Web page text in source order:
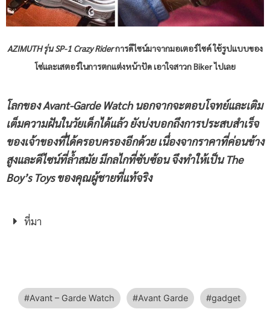
AZIMUTH รุ่น SP-1 Crazy Riderการดีไซน์มาจากมอเตอร์ไซค์ ใช้รูปแบบของ
โซ่และเสตอร์ในการตกแต่งหน้าปัด เอาใจสาวก Biker ไปเลย
โลกของ Avant-Garde Watch นอกจากจะตอบโจทย์และเติม
เต็มความฝันในวัยเด็กได้แล้ว ยังบ่งบอกถึงการประสบสำเร็จ
ของเจ้าของที่ได้ครอบครองอีกด้วย เนื่องจากราคาที่ค่อนข้าง
สูงและดีไซน์ที่ล้ำสมัย มีกลไกที่ซับซ้อน จึงทำให้เป็น The
Boy’s Toys ของคุณผู้ชายที่แท้จริง
ที่มา
Avant – Garde Watch Avant Garde gadget